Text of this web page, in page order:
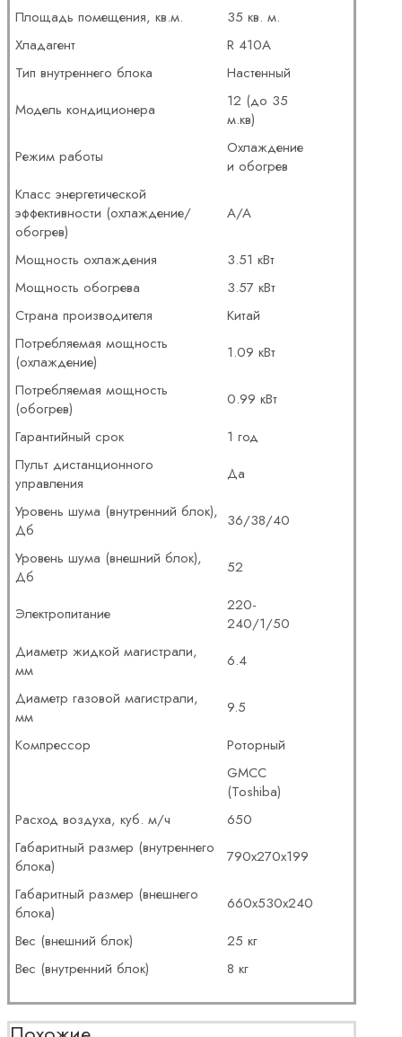
Площадь помещения, кв.м.
35 кв. м.
Хладагент
R 410A
Тип внутреннего блока
Настенный
Модель кондиционера
12 (до 35
м.кв)
Режим работы
Охлаждение
и обогрев
Класс энергетической
эффективности (охлаждение/
обогрев)
A/A
Мощность охлаждения
3.51 кВт
Мощность обогрева
3.57 кВт
Страна производителя
Китай
Потребляемая мощность
(охлаждение)
1.09 кВт
Потребляемая мощность
(обогрев)
0.99 кВт
Гарантийный срок
1 год
Пульт дистанционного
управления
Да
Уровень шума (внутренний блок),
Дб
36/38/40
Уровень шума (внешний блок),
Дб
52
Электропитание
220-
240/1/50
Диаметр жидкой магистрали,
мм
6.4
Диаметр газовой магистрали,
мм
9.5
Компрессор
Роторный
GMCC
(Toshiba)
Расход воздуха, куб. м/ч
650
Габаритный размер (внутреннего
блока)
790х270х199
Габаритный размер (внешнего
блока)
660х530х240
Вес (внешний блок)
25 кг
Вес (внутренний блок)
8 кг